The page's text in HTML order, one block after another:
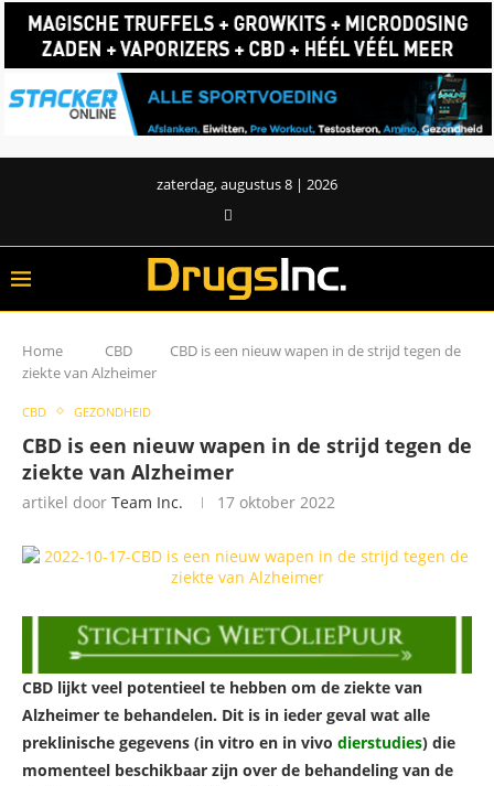
zaterdag, augustus 8 | 2026
Home CBD
CBD is een nieuw wapen in de strijd tegen de
ziekte van Alzheimer
CBD GEZONDHEID
CBD is een nieuw wapen in de strijd tegen de
ziekte van Alzheimer
artikel door Team Inc. 17 oktober 2022
CBD lijkt veel potentieel te hebben om de ziekte van
Alzheimer te behandelen. Dit is in ieder geval wat alle
preklinische gegevens (in vitro en in vivo dierstudies) die
momenteel beschikbaar zijn over de behandeling van de